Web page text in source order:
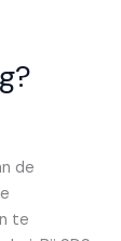
de
te